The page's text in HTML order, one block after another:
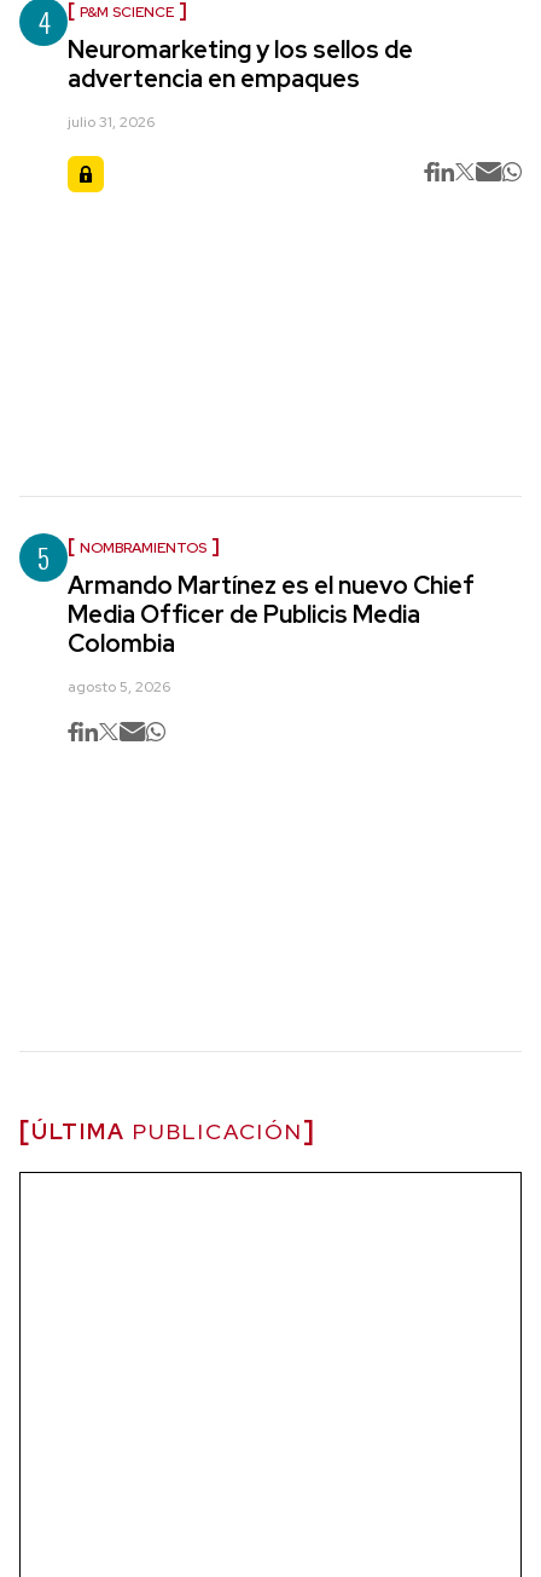
4 P&M SCIENCE
Neuromarketing y los sellos de
advertencia en empaques
julio 31, 2026
5 NOMBRAMIENTOS
Armando Martínez es el nuevo Chief
Media Officer de Publicis Media
Colombia
agosto 5, 2026
ÚLTIMA PUBLICACIÓN